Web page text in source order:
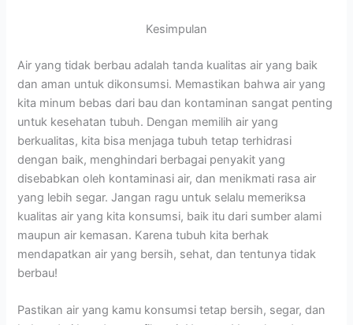
Kesimpulan
Air yang tidak berbau adalah tanda kualitas air yang baik
dan aman untuk dikonsumsi. Memastikan bahwa air yang
kita minum bebas dari bau dan kontaminan sangat penting
untuk kesehatan tubuh. Dengan memilih air yang
berkualitas, kita bisa menjaga tubuh tetap terhidrasi
dengan baik, menghindari berbagai penyakit yang
disebabkan oleh kontaminasi air, dan menikmati rasa air
yang lebih segar. Jangan ragu untuk selalu memeriksa
kualitas air yang kita konsumsi, baik itu dari sumber alami
maupun air kemasan. Karena tubuh kita berhak
mendapatkan air yang bersih, sehat, dan tentunya tidak
berbau!
Pastikan air yang kamu konsumsi tetap bersih, segar, dan